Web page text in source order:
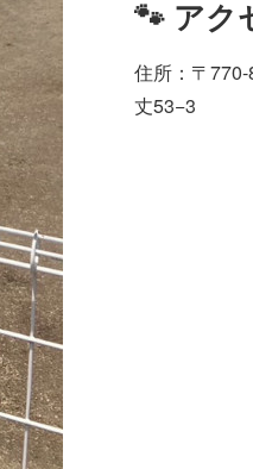
🐾 アク
住所：〒
丈53−3